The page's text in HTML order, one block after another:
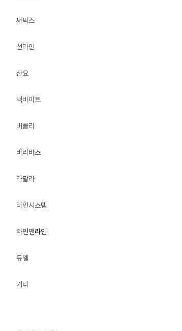
써픽스
선라인
산요
백바이트
버클리
바리바스
라팔라
라인시스템
라인앤라인
듀엘
기타